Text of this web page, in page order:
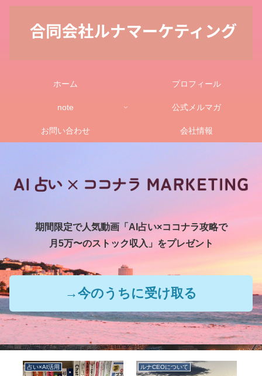
ホーム プロフィール
note 公式メルマガ
お問い合わせ 会社情報
期間限定で人気動画「AI占い×ココナラ攻略で
月5万〜のストック収入」をプレゼント
→今のうちに受け取る
占い×AI活用 ルナCEOについて